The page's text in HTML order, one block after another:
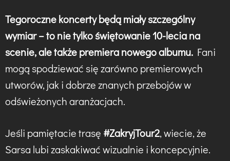
Tegoroczne koncerty będą miały szczególny
wymiar – to nie tylko świętowanie 10-lecia na
scenie, ale także premiera nowego albumu. Fani
mogą spodziewać się zarówno premierowych
utworów, jak i dobrze znanych przebojów w
odświeżonych aranżacjach.
Jeśli pamiętacie trasę #ZakryjTour2, wiecie, że
Sarsa lubi zaskakiwać wizualnie i koncepcyjnie.